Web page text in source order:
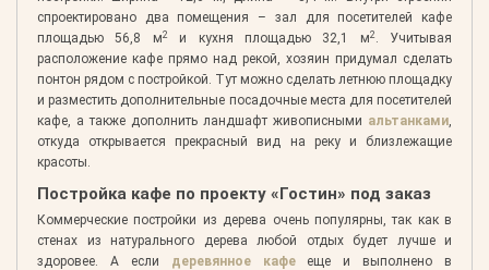
спроектировано два помещения – зал для посетителей кафе
площадью 56,8 м2и кухня площадью 32,1 м2. Учитывая
расположение кафе прямо над рекой, хозяин придумал сделать
понтон рядом с постройкой. Тут можно сделать летнюю площадку
и разместить дополнительные посадочные места для посетителей
кафе, а также дополнить ландшафт живописными альтанками,
откуда открывается прекрасный вид на реку и близлежащие
красоты.
Постройка кафе по проекту «Гостин» под заказ
Коммерческие постройки из дерева очень популярны, так как в
стенах из натурального дерева любой отдых будет лучше и
здоровее. А если деревянное кафееще и выполнено в